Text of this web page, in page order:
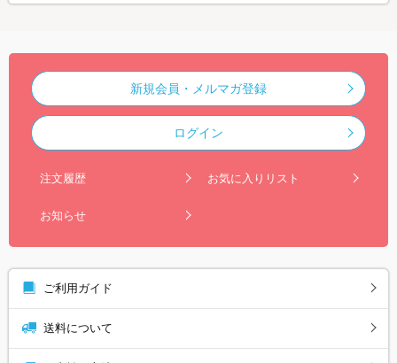
新規会員・メルマガ登録
ログイン
注文履歴 お気に入りリスト
お知らせ
ご利用ガイド
送料について